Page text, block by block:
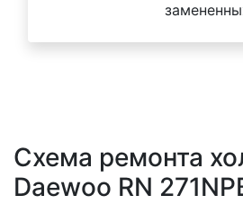
Схема ремонта
Daewoo RN